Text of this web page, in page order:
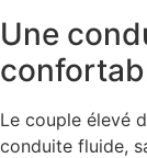
Une
Le couple élevé
conduite fluide,